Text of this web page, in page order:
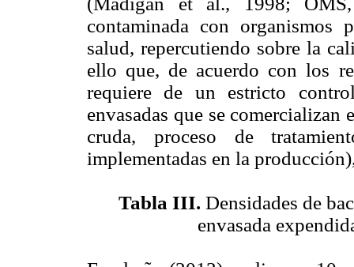
contaminada con organismos
salud, repercutiendo sobre la
ello que, de acuerdo con los
requiere de un estricto
envasadas que se
cruda, proceso de
implementadas en la
Tabla III. Densidades de
envasada